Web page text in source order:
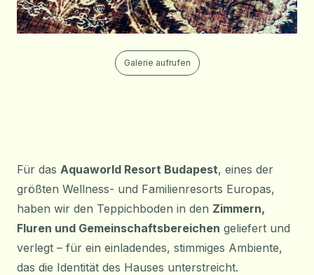
Galerie aufrufen
Für das Aquaworld Resort Budapest, eines der
größten Wellness- und Familienresorts Europas,
haben wir den Teppichboden in den Zimmern,
Fluren und Gemeinschaftsbereichen geliefert und
verlegt – für ein einladendes, stimmiges Ambiente,
das die Identität des Hauses unterstreicht.